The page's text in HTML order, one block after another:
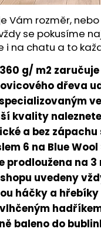
Vám rozměr,
se pokusíme
na chatu a to
g/ m2
dřeva
kvality naleznete
a bez
6 na Blue Wool
prodloužena na 3
uvedeny
háčky a
baleno do